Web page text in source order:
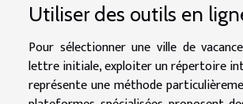
Utiliser des outils en
Pour sélectionner une ville de
lettre initiale, exploiter un répertoire
représente une méthode